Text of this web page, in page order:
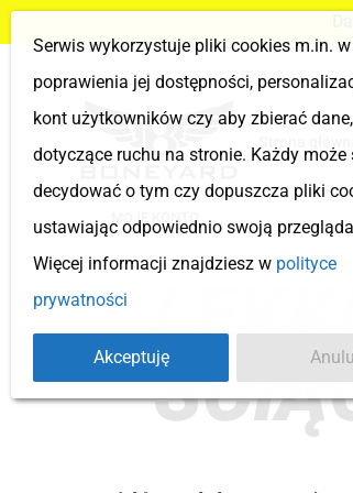
MOJE KONTO
Serwis wykorzystuje pliki cookies m.in.
poprawienia jej dostępności,
kont użytkowników czy aby zbierać dane,
dotyczące ruchu na stronie. Każdy może
decydować o tym czy dopuszcza pliki
ustawiając odpowiednio swoją
Więcej informacji znajdziesz w polityce
prywatności
Akceptuję